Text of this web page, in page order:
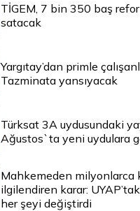
TİGEM, 7 bin 350 baş
satacak
Yargıtay’dan primle
Tazminata yansıyacak
Türksat 3A uydusundaki
Ağustos`ta yeni uydulara
Mahkemeden milyonlarca
ilgilendiren karar:
her şeyi değiştirdi